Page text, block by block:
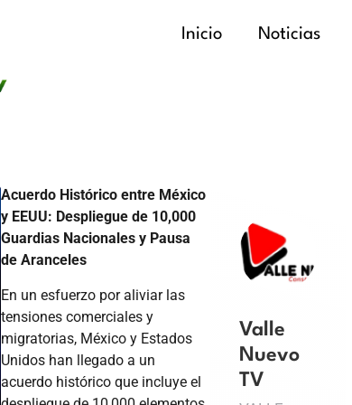
Inicio Noticias
Acuerdo Histórico entre México
y EEUU: Despliegue de 10,000
Guardias Nacionales y Pausa
de Aranceles
En un esfuerzo por aliviar las
tensiones comerciales y
migratorias, México y Estados
Unidos han llegado a un
acuerdo histórico que incluye el
Valle
Nuevo
TV